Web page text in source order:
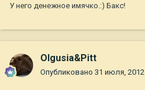
У него денежное имячко.:) Бакс!
Olgusia&Pitt
Опубликовано 31 июля, 2012